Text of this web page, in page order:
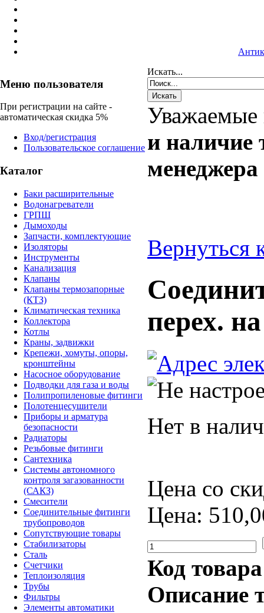
Меню пользователя
При регистрации на сайте -
автоматическая скидка 5%
Вход/регистрация
Пользовательское соглашение
Каталог
Баки расширительные
Водонагреватели
ГРПШ
Дымоходы
Запчасти, комплектующие
Изоляторы
Инструменты
Канализация
Клапаны
Клапаны термозапорные
(КТЗ)
Климатическая техника
Коллектора
Котлы
Краны, задвижки
Крепежи, хомуты, опоры,
кронштейны
Насосное оборудование
Подводки для газа и воды
Полипропиленовые фитинги
Полотенцесушители
Приборы и арматура
безопасности
Радиаторы
Резьбовые фитинги
Сантехника
Системы автономного
контроля загазованности
(САКЗ)
Смесители
Соединительные фитинги
трубопроводов
Сопутствующие товары
Стабилизаторы
Сталь
Счетчики
Теплоизоляция
Трубы
Фильтры
Элементы автоматики
Искать...
Уважаемые
и наличие
менеджера
Вернуться
перех.
Нет в
Цена со
Цена:
Код
Описание